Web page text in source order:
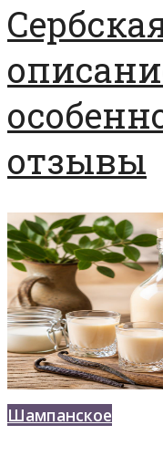
отзывы
Шампанское